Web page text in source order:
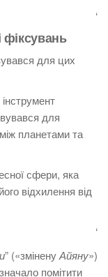
‘
фіксувань
для цих
для
планетами та
сфери, яка
відхилення від
‘
” («зміненуАйяну»)
помітити